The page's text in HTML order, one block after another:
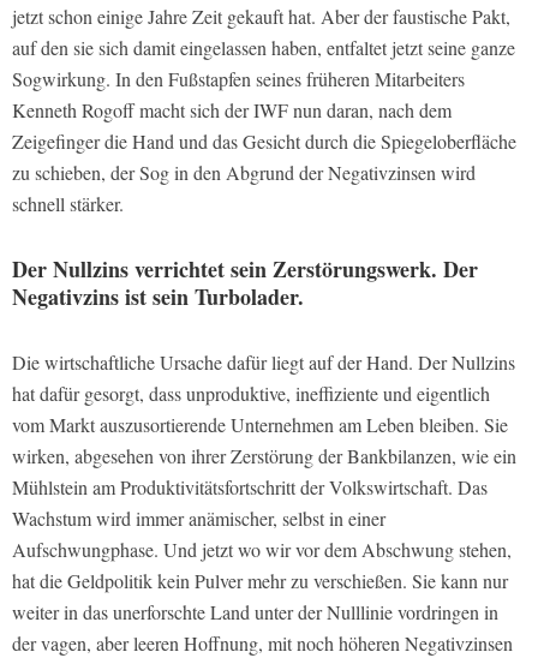
jetzt schon einige Jahre Zeit gekauft hat. Aber der faustische Pakt,
auf den sie sich damit eingelassen haben, entfaltet jetzt seine ganze
Sogwirkung. In den Fußstapfen seines früheren Mitarbeiters
Kenneth Rogoff macht sich der IWF nun daran, nach dem
Zeigefinger die Hand und das Gesicht durch die Spiegeloberfläche
zu schieben, der Sog in den Abgrund der Negativzinsen wird
schnell stärker.
Der Nullzins verrichtet sein Zerstörungswerk. Der
Negativzins ist sein Turbolader.
Die wirtschaftliche Ursache dafür liegt auf der Hand. Der Nullzins
hat dafür gesorgt, dass unproduktive, ineffiziente und eigentlich
vom Markt auszusortierende Unternehmen am Leben bleiben. Sie
wirken, abgesehen von ihrer Zerstörung der Bankbilanzen, wie ein
Mühlstein am Produktivitätsfortschritt der Volkswirtschaft. Das
Wachstum wird immer anämischer, selbst in einer
Aufschwungphase. Und jetzt wo wir vor dem Abschwung stehen,
hat die Geldpolitik kein Pulver mehr zu verschießen. Sie kann nur
weiter in das unerforschte Land unter der Nulllinie vordringen in
der vagen, aber leeren Hoffnung, mit noch höheren Negativzinsen